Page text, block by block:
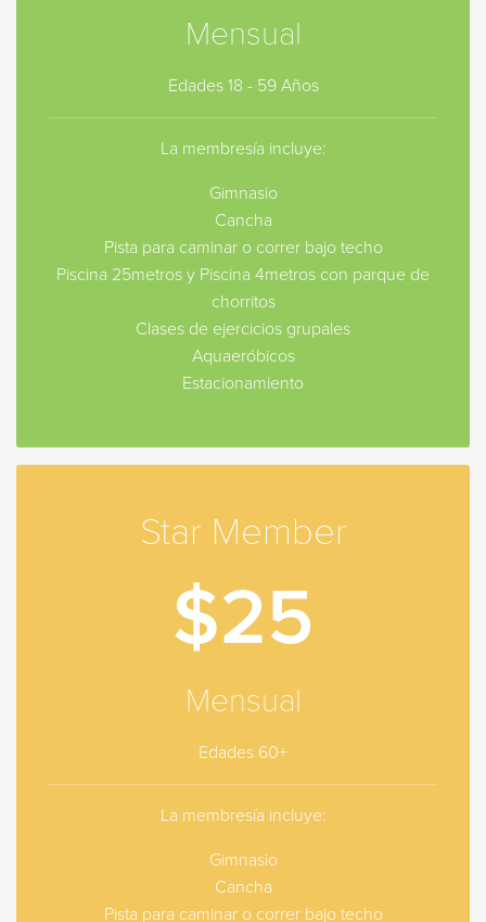
Mensual
Edades 18 - 59 Años
La membresía incluye:
Gimnasio
Cancha
Pista para caminar o correr bajo techo
Piscina 25metros y Piscina 4metros con parque de
chorritos
Clases de ejercicios grupales
Aquaeróbicos
Estacionamiento
Star Member
$25
Mensual
Edades 60+
La membresía incluye:
Gimnasio
Cancha
Pista para caminar o correr bajo techo